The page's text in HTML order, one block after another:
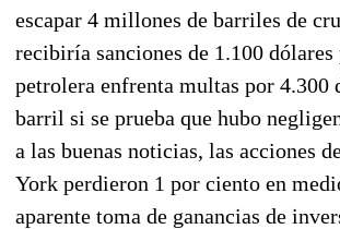
escapar 4 millones de barriles de
recibiría sanciones de 1.100
petrolera enfrenta multas por 4.300
barril si se prueba que hubo
a las buenas noticias, las acciones
York perdieron 1 por ciento en
aparente toma de ganancias de